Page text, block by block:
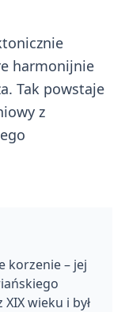
harmonijnie
Tak powstaje
z
korzenie – jej
wieku i był